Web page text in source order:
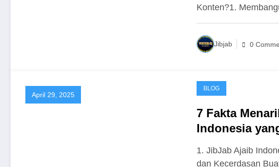
Konten?1.
Jibjab 0
April 29, 2025
BLOG
7 Fakta
Indonesia
1. JibJab Ajaib
dan Kecerdasan